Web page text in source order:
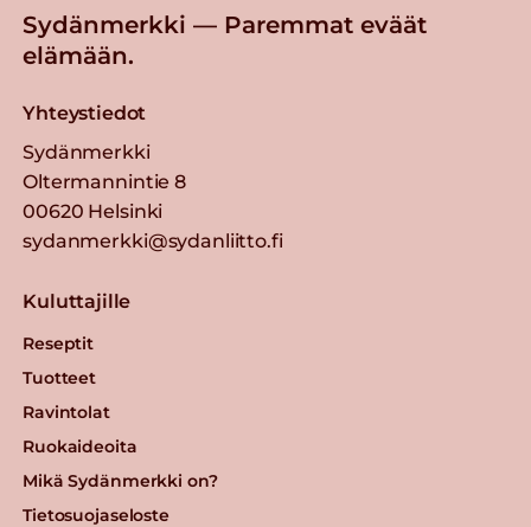
Sydänmerkki — Paremmat eväät
elämään.
Yhteystiedot
Sydänmerkki
Oltermannintie 8
00620 Helsinki
sydanmerkki@sydanliitto.fi
Kuluttajille
Reseptit
Tuotteet
Ravintolat
Ruokaideoita
Mikä Sydänmerkki on?
Tietosuojaseloste